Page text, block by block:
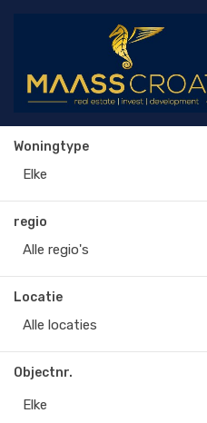
Woningtype
Elke
regio
Alle regio's
Locatie
Alle locaties
Objectnr.